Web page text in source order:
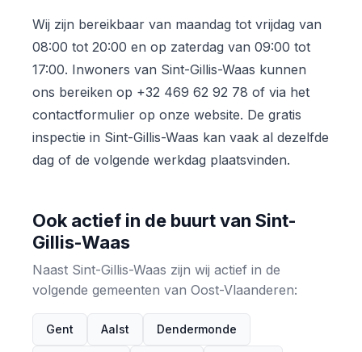
Wij zijn bereikbaar van maandag tot vrijdag van
08:00 tot 20:00 en op zaterdag van 09:00 tot
17:00. Inwoners van Sint-Gillis-Waas kunnen
ons bereiken op +32 469 62 92 78 of via het
contactformulier op onze website. De gratis
inspectie in Sint-Gillis-Waas kan vaak al dezelfde
dag of de volgende werkdag plaatsvinden.
Ook actief in de buurt van Sint-
Gillis-Waas
Naast Sint-Gillis-Waas zijn wij actief in de
volgende gemeenten van Oost-Vlaanderen:
Gent Aalst Dendermonde